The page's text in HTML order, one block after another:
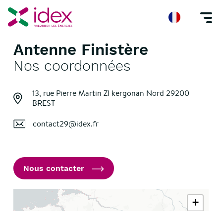
Accueil Nos agences Antenne Finistère
Antenne Finistère
Nos coordonnées
13, rue Pierre Martin ZI kergonan Nord29200
BREST
contact29@idex.fr
Nous contacter
+